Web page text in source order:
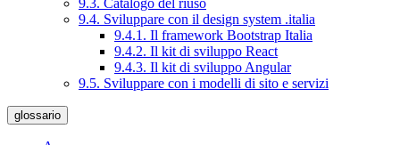
9.3. Catalogo del riuso
9.4. Sviluppare con il design system .italia
9.4.1. Il framework Bootstrap Italia
9.4.2. Il kit di sviluppo React
9.4.3. Il kit di sviluppo Angular
9.5. Sviluppare con i modelli di sito e servizi
glossario